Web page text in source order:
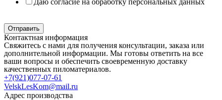
Даю согласие на обработку персональных данных
Отправить
Контактная информация
Свяжитесь с нами для получения консультации, заказа или
дополнительной информации. Мы готовы ответить на все
ваши вопросы и обеспечить своевременную доставку
качественных пиломатериалов.
+7(921)077-07-61
VelskLesKom@mail.ru
Адрес производства